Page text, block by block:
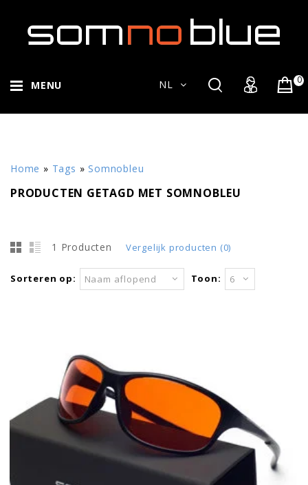
MENU 0
NL
Home » Tags » Somnobleu
PRODUCTEN GETAGD MET SOMNOBLEU
1 Producten Vergelijk producten (0)
Sorteren op: Naam aflopend Toon: 6